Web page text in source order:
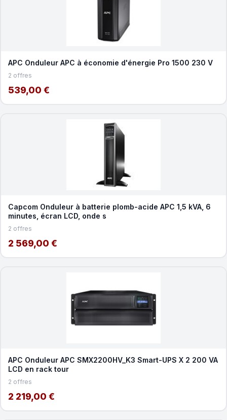
APC Onduleur APC à économie d'énergie Pro 1500 230 V
2 offres
539,00 €
Capcom Onduleur à batterie plomb-acide APC 1,5 kVA, 6
minutes, écran LCD, onde s
2 offres
2 569,00 €
APC Onduleur APC SMX2200HV_K3 Smart-UPS X 2 200 VA
LCD en rack tour
2 offres
2 219,00 €